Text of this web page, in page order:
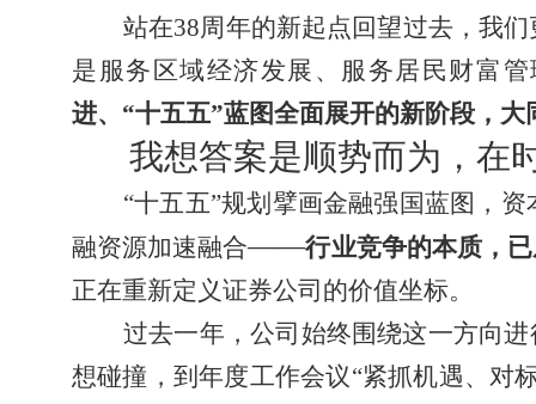
站在38周年的新起点回望过去，我
是服务区域经济发展、服务居民财富
进、“十五五”蓝图全面展开的新阶段，
我想答案是顺势而为，在
“十五五”规划擘画金融强国蓝图，
融资源加速融合——行业竞争的本质，
正在重新定义证券公司的价值坐标。
过去一年，公司始终围绕这一方向
想碰撞，到年度工作会议“紧抓机遇、对